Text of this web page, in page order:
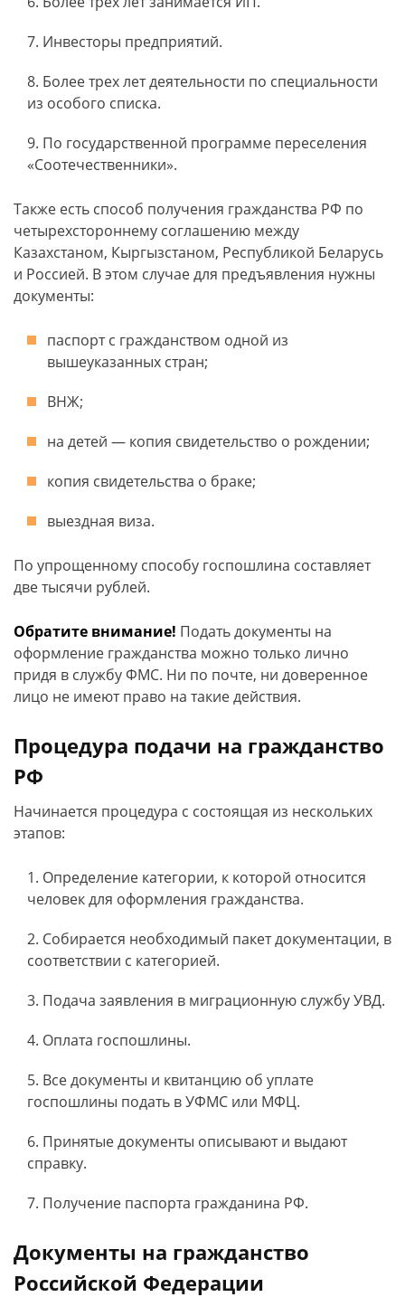
Инвесторы предприятий.
Более трех лет деятельности по специальности
из особого списка.
По государственной программе переселения
«Соотечественники».
Также есть способ получения гражданства РФ по
четырехстороннему соглашению между
Казахстаном, Кыргызстаном, Республикой Беларусь
и Россией. В этом случае для предъявления нужны
документы:
паспорт с гражданством одной из
вышеуказанных стран;
ВНЖ;
на детей ― копия свидетельство о рождении;
копия свидетельства о браке;
выездная виза.
По упрощенному способу госпошлина составляет
две тысячи рублей.
Обратите внимание! Подать документы на
оформление гражданства можно только лично
придя в службу ФМС. Ни по почте, ни доверенное
лицо не имеют право на такие действия.
Процедура подачи на гражданство
РФ
Начинается процедура с состоящая из нескольких
этапов:
Определение категории, к которой относится
человек для оформления гражданства.
Собирается необходимый пакет документации, в
соответствии с категорией.
Подача заявления в миграционную службу УВД.
Оплата госпошлины.
Все документы и квитанцию об уплате
госпошлины подать в УФМС или МФЦ.
Принятые документы описывают и выдают
справку.
Получение паспорта гражданина РФ.
Документы на гражданство
Российской Федерации